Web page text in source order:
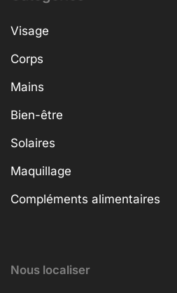
Visage
Corps
Mains
Bien-être
Solaires
Maquillage
Compléments alimentaires
Nous localiser